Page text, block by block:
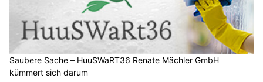
Saubere Sache – HuuSWaRT36 Renate Mächler GmbH
kümmert sich darum